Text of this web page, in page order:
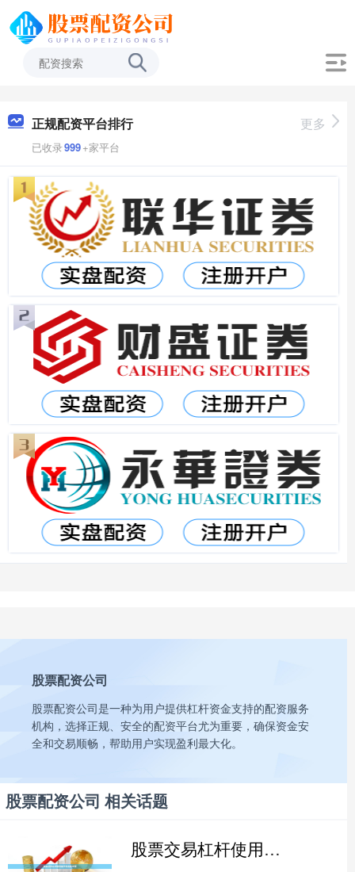
正规配资平台排行
已收录999+家平台
更多
股票配资公司
股票配资公司是一种为用户提供杠杆资金支持的配资服务
机构，选择正规、安全的配资平台尤为重要，确保资金安
全和交易顺畅，帮助用户实现盈利最大化。
股票配资公司 相关话题
股票交易杠杆使用技巧与风险指南